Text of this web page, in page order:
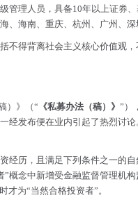
管理人员，具备10年以上证券
、海南、重庆、杭州、广州、深
不得背离社会主义核心价值
）》（“ 《私募办法（稿）》 ”）
经发布便在业内引起了热烈讨
经历，且满足下列条件之一的
概念中新增受金融监督管理机
才为“当然合格投资者”。